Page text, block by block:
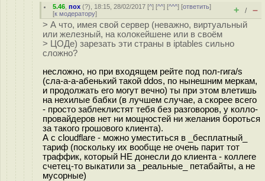
5.46 ,пох (?), 18:15, 28/02/2017 [^] [^^] [^^^] [ответить]
[к модератору] + / –
> А что, имея свой сервер (неважно, виртуальный
или железный, на колокейшене или в своём
> ЦОДе) зарезать эти страны в iptables сильно
сложно?
несложно, но при входящем рейте под пол-гига/s
(сла-а-а-абенький такой ddos, по нынешним меркам,
и продолжать его могут вечно) ты при этом влетишь
на нехилые бабки (в лучшем случае, а скорее всего
- просто заблеклистят тебя без разговоров, у колло-
провайдеров нет ни мощностей ни желания бороться
за такого грошового клиента).
А с cloudflare - можно уместиться в _бесплатный_
тариф (поскольку их вообще не очень парит тот
траффик, который НЕ донесли до клиента - коллеге
счетец-то выкатили за _реальные_ петабайты, а не
мусорные)